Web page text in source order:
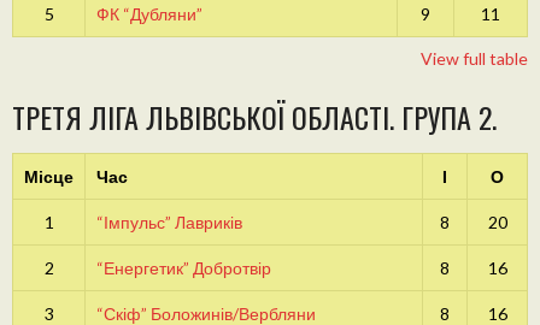
5 ФК “Дубляни” 9 11
View full table
ТРЕТЯ ЛІГА ЛЬВІВСЬКОЇ ОБЛАСТІ. ГРУПА 2.
Місце Час І О
1 “Імпульс” Лавриків 8 20
2 “Енергетик” Добротвір 8 16
3 “Скіф” Боложинів/Вербляни 8 16